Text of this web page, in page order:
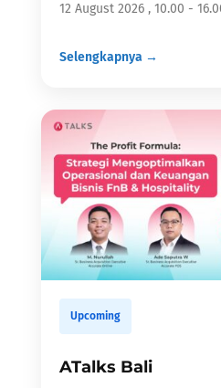
12 August 2026 , 10.00 -
Selengkapnya →
Upcoming
ATalks Bali